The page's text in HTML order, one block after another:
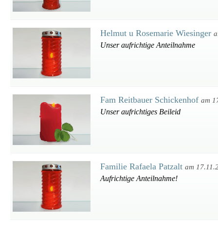
Helmut u Rosemarie Wiesinger
Unser aufrichtige Anteilnahme
Fam Reitbauer Schickenhof am
Unser aufrichtiges Beileid
Familie Rafaela Patzalt am
Aufrichtige Anteilnahme!